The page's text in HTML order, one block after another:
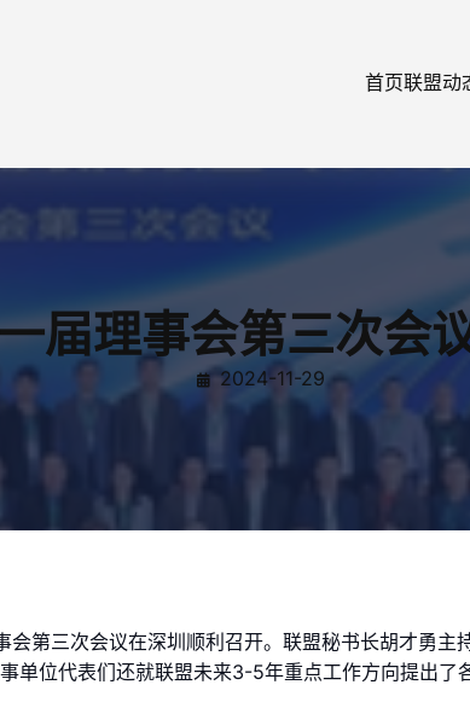
首页联盟动
届理事会第三次会
2024-11-29
第三次会议在深圳顺利召开。联盟秘书长胡才勇主
单位代表们还就联盟未来3-5年重点工作方向提出了